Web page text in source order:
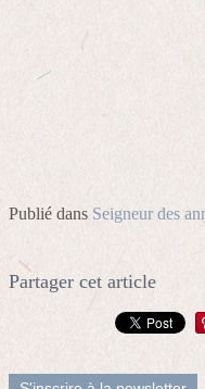
Publié dans Seigneur des
Partager cet article